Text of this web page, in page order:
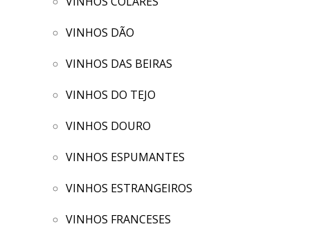
VINHOS DÃO
VINHOS DAS BEIRAS
VINHOS DO TEJO
VINHOS DOURO
VINHOS ESPUMANTES
VINHOS ESTRANGEIROS
VINHOS FRANCESES